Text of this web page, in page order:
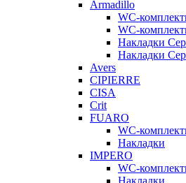
Armadillo
WC-
WC-
Накладки
Накладки
Avers
CIPIERRE
CISA
Crit
FUARO
WC-
Накладки
IMPERO
WC-
Накладки